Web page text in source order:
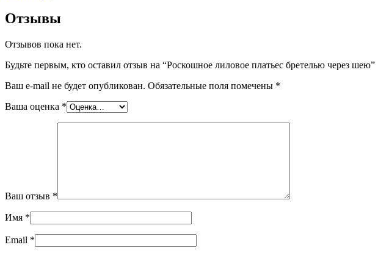
Отзывы
Отзывов пока нет.
Будьте первым, кто оставил отзыв на “Роскошное лиловое платьес бретелью через шею”
Ваш e-mail не будет опубликован. Обязательные поля помечены *
Ваша оценка *
Ваш отзыв *
Имя *
Email *